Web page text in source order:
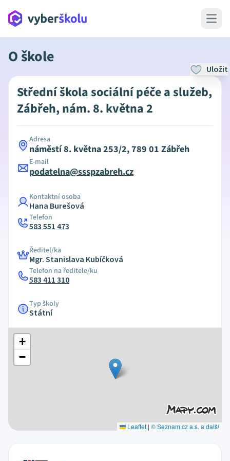
Open
O škole
Uložit
Střední škola sociální péče a služeb,
Zábřeh, nám. 8. května 2
Adresa
náměstí 8. května 253/2, 789 01 Zábřeh
E-mail
podatelna@ssspzabreh.cz
Kontaktní osoba
Hana Burešová
Telefon
583 551 473
Ředitel/ka
Mgr. Stanislava Kubíčková
Telefon na ředitele/ku
583 411 310
Typ školy
Státní
+
−
Leaflet | © Seznam.cz a.s. a další